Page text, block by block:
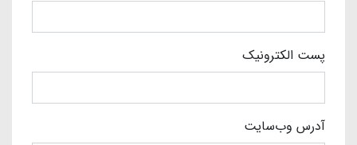
پست الکترونیک
آدرس وب‌سایت